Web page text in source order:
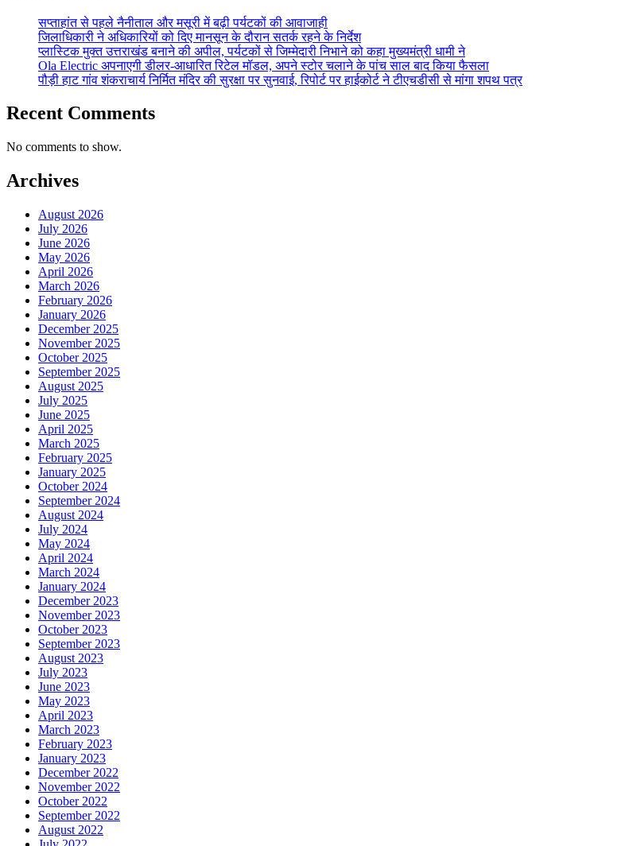
सप्ताहांत से पहले नैनीताल और मसूरी में बढ़ी पर्यटकों की आवाजाही
जिलाधिकारी ने अधिकारियों को दिए मानसून के दौरान सतर्क रहने के निर्देश
प्लास्टिक मुक्त उत्तराखंड बनाने की अपील, पर्यटकों से जिम्मेदारी निभाने को कहा मुख्यमंत्री धामी ने
Ola Electric अपनाएगी डीलर-आधारित रिटेल मॉडल, अपने स्टोर चलाने के पांच साल बाद किया फैसला
पौड़ी हाट गांव शंकराचार्य निर्मित मंदिर की सुरक्षा पर सुनवाई, रिपोर्ट पर हाईकोर्ट ने टीएचडीसी से मांगा शपथ पत्र
Recent Comments
No comments to show.
Archives
August 2026
July 2026
June 2026
May 2026
April 2026
March 2026
February 2026
January 2026
December 2025
November 2025
October 2025
September 2025
August 2025
July 2025
June 2025
April 2025
March 2025
February 2025
January 2025
October 2024
September 2024
August 2024
July 2024
May 2024
April 2024
March 2024
January 2024
December 2023
November 2023
October 2023
September 2023
August 2023
July 2023
June 2023
May 2023
April 2023
March 2023
February 2023
January 2023
December 2022
November 2022
October 2022
September 2022
August 2022